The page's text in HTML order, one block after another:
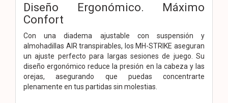
Diseño Ergonómico. Máximo
Confort
Con una diadema ajustable con suspensión y
almohadillas AIR transpirables, los MH-STRIKE aseguran
un ajuste perfecto para largas sesiones de juego. Su
diseño ergonómico reduce la presión en la cabeza y las
orejas, asegurando que puedas concentrarte
plenamente en tus partidas sin molestias.